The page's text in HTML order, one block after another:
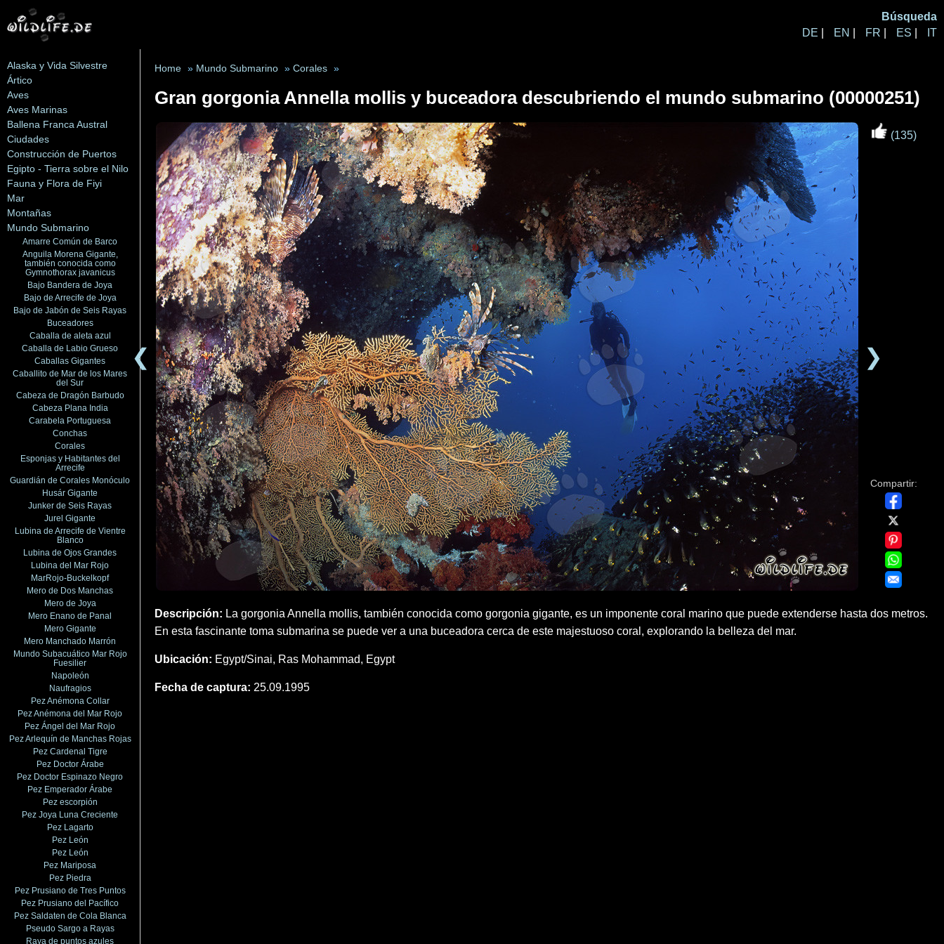
Búsqueda
DE
EN FR ES IT
Alaska y Vida Silvestre
Ártico
Aves
Aves Marinas
Ballena Franca Austral
Ciudades
Construcción de Puertos
Egipto - Tierra sobre el Nilo
Fauna y Flora de Fiyi
Mar
Montañas
Mundo Submarino
Amarre Común de Barco
Anguila Morena Gigante,
también conocida como
Gymnothorax javanicus
Bajo Bandera de Joya
Bajo de Arrecife de Joya
Bajo de Jabón de Seis Rayas
Buceadores
Caballa de aleta azul
Caballa de Labio Grueso
Caballas Gigantes
Caballito de Mar de los Mares
del Sur
Cabeza de Dragón Barbudo
Cabeza Plana India
Carabela Portuguesa
Conchas
Corales
Esponjas y Habitantes del
Arrecife
Guardián de Corales Monóculo
Husár Gigante
Junker de Seis Rayas
Jurel Gigante
Lubina de Arrecife de Vientre
Blanco
Lubina de Ojos Grandes
Lubina del Mar Rojo
MarRojo-Buckelkopf
Mero de Dos Manchas
Mero de Joya
Mero Enano de Panal
Mero Gigante
Mero Manchado Marrón
Mundo Subacuático Mar Rojo
Fuesilier
Napoleón
Naufragios
Pez Anémona Collar
Pez Anémona del Mar Rojo
Pez Ángel del Mar Rojo
Pez Arlequín de Manchas Rojas
Pez Cardenal Tigre
Pez Doctor Árabe
Pez Doctor Espinazo Negro
Pez Emperador Árabe
Pez escorpión
Pez Joya Luna Creciente
Pez Lagarto
Pez León
Pez León
Pez Mariposa
Pez Piedra
Pez Prusiano de Tres Puntos
Pez Prusiano del Pacífico
Pez Saldaten de Cola Blanca
Pseudo Sargo a Rayas
Raya de puntos azules
Home » Mundo Submarino » Corales »
Gran gorgonia Annella mollis y buceadora descubriendo el mundo submarino (00000251)
❮ ❯
(135)
Compartir:
Descripción: La gorgonia Annella mollis, también conocida como gorgonia gigante, es un imponente coral marino que puede extenderse hasta dos metros.
En esta fascinante toma submarina se puede ver a una buceadora cerca de este majestuoso coral, explorando la belleza del mar.
Ubicación: Egypt/Sinai, Ras Mohammad, Egypt
Fecha de captura: 25.09.1995